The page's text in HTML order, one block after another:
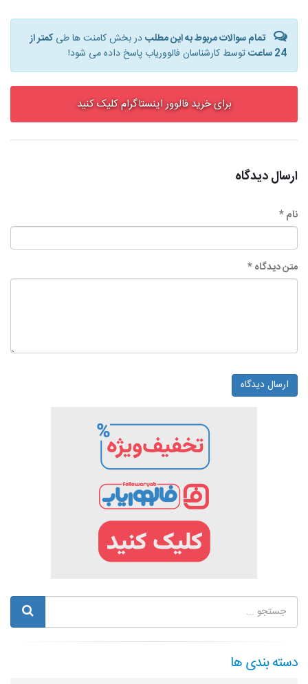
تمام سوالات مربوط به این مطلبدر بخش کامنت ها طیکمتر از
24 ساعت
توسط کارشناسان فالووریاب پاسخ داده می شود!
برای خرید فالوور اینستاگرام کلیک کنید
ارسال دیدگاه
نام *
متن دیدگاه *
ارسال دیدگاه
دسته بندی ها